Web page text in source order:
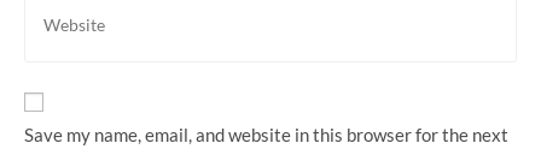
your
URL
Save my name, email, and website in this browser for the next